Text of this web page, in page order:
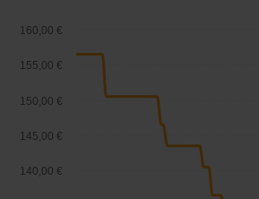
140,00 €
145,00 €
150,00 €
155,00 €
160,00 €